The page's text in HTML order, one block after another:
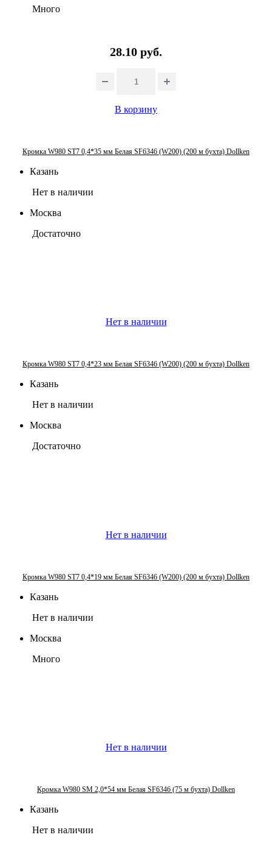
Много
28.10 руб.
В корзину
Кромка W980 ST7 0,4*35 мм Белая SF6346 (W200) (200 м бухта) Dollken
Казань
Нет в наличии
Москва
Достаточно
Нет в наличии
Кромка W980 ST7 0,4*23 мм Белая SF6346 (W200) (200 м бухта) Dollken
Казань
Нет в наличии
Москва
Достаточно
Нет в наличии
Кромка W980 ST7 0,4*19 мм Белая SF6346 (W200) (200 м бухта) Dollken
Казань
Нет в наличии
Москва
Много
Нет в наличии
Кромка W980 SM 2,0*54 мм Белая SF6346 (75 м бухта) Dollken
Казань
Нет в наличии